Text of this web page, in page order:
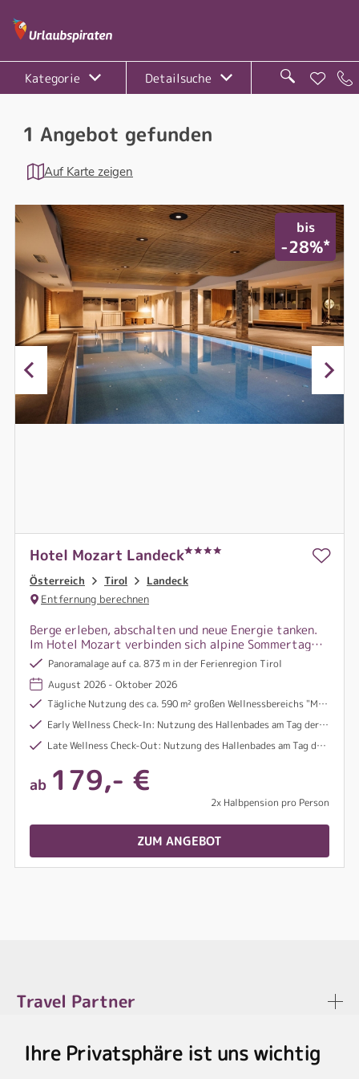
Ihre Privatsphäre ist uns wichtig
Kategorie Detailsuche
1 Angebot gefunden
Auf Karte zeigen
bis
-28%*
Hotel Mozart Landeck
Österreich Tirol
Landeck
Entfernung berechnen
Berge erleben, abschalten und neue Energie tanken.
Im Hotel Mozart verbinden sich alpine Sommertage
rund um Landeck mit entspannten
Wellnessmomenten.
Panoramalage auf ca. 873 m in der Ferienregion Tirol
August 2026 - Oktober 2026
Tägliche Nutzung des ca. 590 m² großen Wellnessbereichs "Mozart Relax Zone" mit verschiedenen Saunen, Infrarotliegen, Innenpool, Ruheraum und Tee Lounge
Early Wellness Check-In: Nutzung des Hallenbades am Tag der Anreise ab 10:00 Uhr
Late Wellness Check-Out: Nutzung des Hallenbades am Tag der Abreise bis 17:00 Uhr
ab 179,- €
2x Halbpension pro Person
ZUM ANGEBOT
Travel Partner
Rechtliches